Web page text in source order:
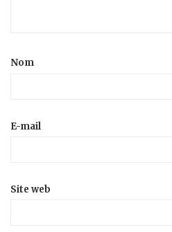
Nom
E-mail
Site web